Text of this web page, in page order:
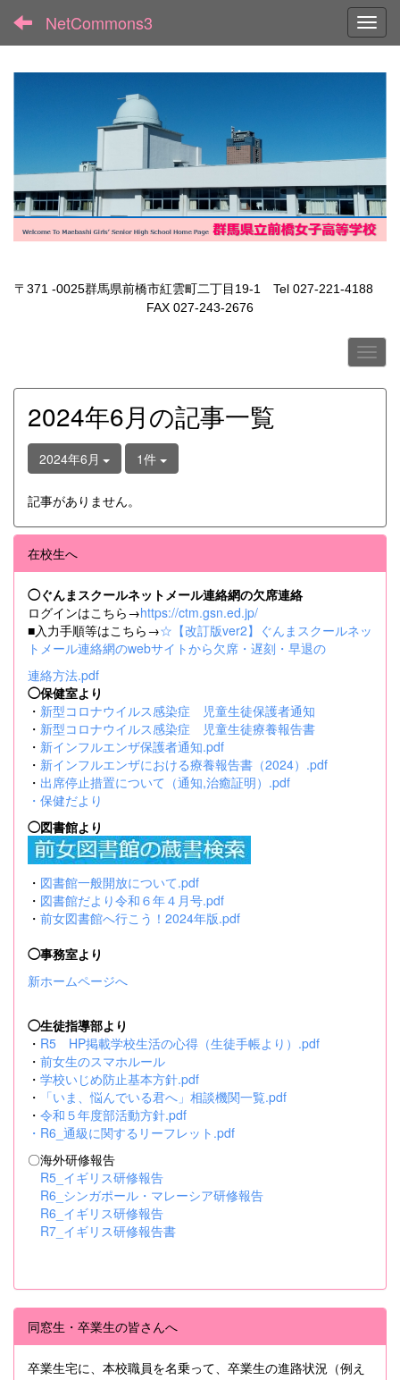
NetCommons3
〒371 -0025群馬県前橋市紅雲町二丁目19-1 Tel 027-221-4188
FAX 027-243-2676
2024年6月の記事一覧
2024年6月 1件
記事がありません。
在校生へ
◯ぐんまスクールネットメール連絡網の欠席連絡
ログインはこちら→https://ctm.gsn.ed.jp/
■入力手順等はこちら→☆【改訂版ver2】ぐんまスクールネッ
トメール連絡網のwebサイトから欠席・遅刻・早退の
連絡方法.pdf
◯保健室より
・ 新型コロナウイルス感染症 児童生徒保護者通知
・ 新型コロナウイルス感染症 児童生徒療養報告書
・ 新インフルエンザ保護者通知.pdf
・ 新インフルエンザにおける療養報告書（2024）.pdf
・ 出席停止措置について（通知,治癒証明）.pdf
・ 保健だより
◯図書館より
・ 図書館一般開放について.pdf
・ 図書館だより令和６年４月号.pdf
・ 前女図書館へ行こう！2024年版.pdf
◯事務室より
新ホームページへ
◯生徒指導部より
・ R5 HP掲載学校生活の心得（生徒手帳より）.pdf
・ 前女生のスマホルール
・ 学校いじめ防止基本方針.pdf
・
「いま、悩んでいる君へ」相談機関一覧.pdf
・ 令和５年度部活動方針.pdf
・ R6_通級に関するリーフレット.pdf
〇海外研修報告
R5_イギリス研修報告
R6_シンガポール・マレーシア研修報告
R6_イギリス研修報告
R7_イギリス研修報告書
同窓生・卒業生の皆さんへ
卒業生宅に、本校職員を名乗って、卒業生の進路状況（例え